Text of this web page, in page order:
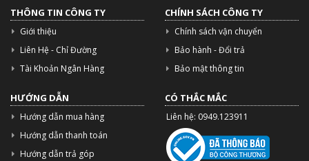
THÔNG TIN CÔNG TY
Giới thiệu
Liên Hệ - Chỉ Đường
Tài Khoản Ngân Hàng
CHÍNH SÁCH CÔNG TY
Chính sách vận chuyển
Bảo hành - Đổi trả
Bảo mật thông tin
HƯỚNG DẪN
Hướng dẫn mua hàng
Hướng dẫn thanh toán
Hướng dẫn trả góp
CÓ THẮC MẮC
Liên hệ: 0949.123911